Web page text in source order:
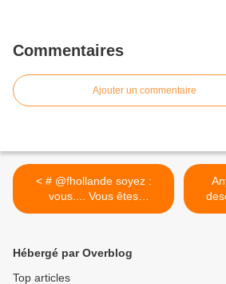
Commentaires
Ajouter un commentaire
< # @fhollande soyez :
vous.... Vous êtes
entourés...
Hébergé par Overblog
Top articles